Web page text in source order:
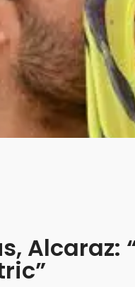
Alcaraz: